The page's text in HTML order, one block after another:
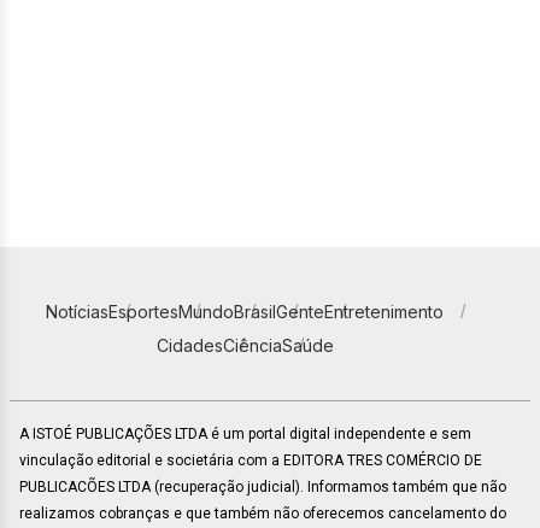
NotíciasEsportesMundoBrasilGenteEntretenimento
CidadesCiênciaSaúde
A ISTOÉ PUBLICAÇÕES LTDA é um portal digital independente e sem
vinculação editorial e societária com a EDITORA TRES COMÉRCIO DE
PUBLICACÕES LTDA (recuperação judicial). Informamos também que não
realizamos cobranças e que também não oferecemos cancelamento do